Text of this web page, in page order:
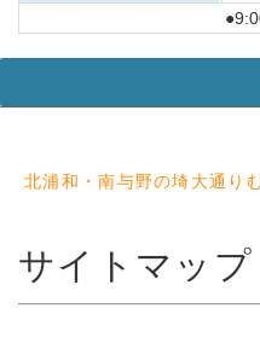
北浦和・南与野の埼大通り
サイトマップ